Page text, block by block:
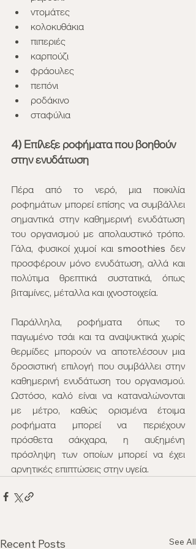
ντομάτες
κολοκυθάκια
πιπεριές
καρπούζι
φράουλες
πεπόνι
ροδάκινο
σταφύλια
4) Επίλεξε ροφήματα που βοηθούν
στην ενυδάτωση
Πέρα από το νερό, μια ποικιλία
ροφημάτων μπορεί επίσης να συμβάλλει
σημαντικά στην καθημερινή ενυδάτωση
του οργανισμού με απολαυστικό τρόπο.
Γάλα, φυσικοί χυμοί και smoothies δεν
προσφέρουν μόνο ενυδάτωση, αλλά και
πολύτιμα θρεπτικά συστατικά, όπως
βιταμίνες, μέταλλα και ιχνοστοιχεία.
Παράλληλα, ροφήματα όπως το
παγωμένο τσάι και τα αναψυκτικά χωρίς
θερμίδες μπορούν να αποτελέσουν μια
δροσιστική επιλογή που συμβάλλει στην
καθημερινή ενυδάτωση του οργανισμού.
Ωστόσο, καλό είναι να καταναλώνονται
με μέτρο, καθώς ορισμένα έτοιμα
ροφήματα μπορεί να περιέχουν
πρόσθετα σάκχαρα, η αυξημένη
πρόσληψη των οποίων μπορεί να έχει
αρνητικές επιπτώσεις στην υγεία.
Recent Posts See All